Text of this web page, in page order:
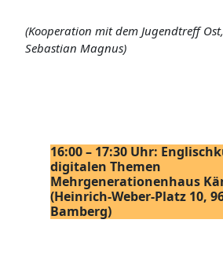
(Kooperation mit dem Jugendtreff
Sebastian Magnus)
16:00 – 17:30 Uhr:
digitalen Themen
Mehrgenerationenhaus
(Heinrich-Weber-Platz 10,
Bamberg)